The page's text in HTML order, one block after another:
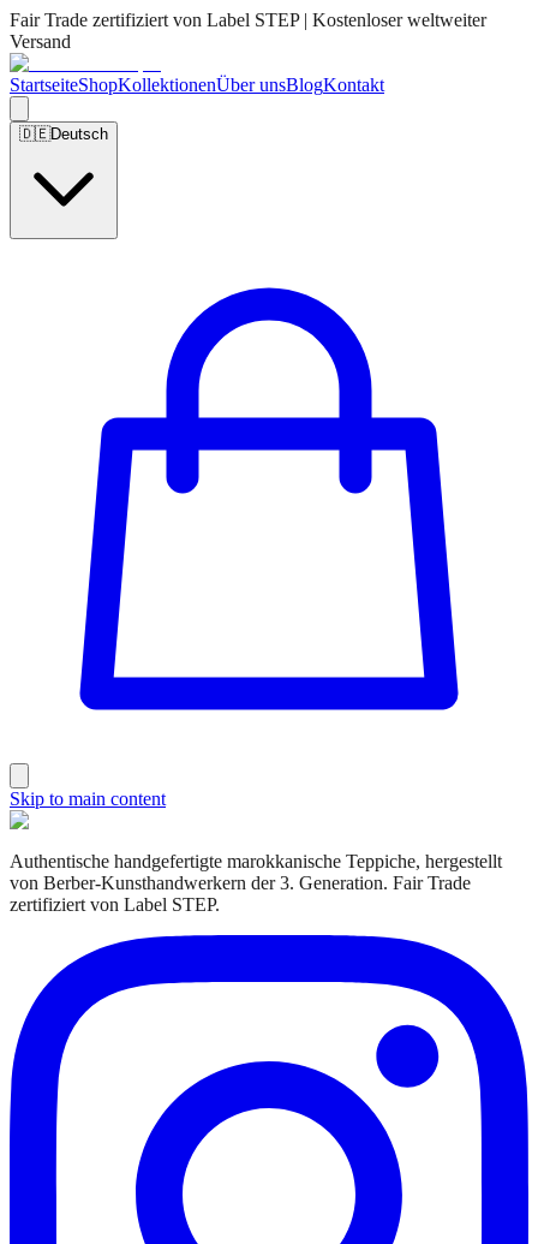
Fair Trade zertifiziert von Label STEP | Kostenloser weltweiter
Versand
StartseiteShopKollektionenÜber unsBlogKontakt
🇩🇪Deutsch
Skip to main content
Authentische handgefertigte marokkanische Teppiche, hergestellt
von Berber-Kunsthandwerkern der 3. Generation. Fair Trade
zertifiziert von Label STEP.